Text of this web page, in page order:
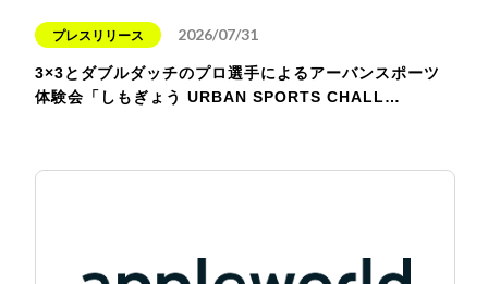
プレスリリース 2026/07/31
3×3とダブルダッチのプロ選手によるアーバンスポーツ
体験会「しもぎょう URBAN SPORTS CHALL…